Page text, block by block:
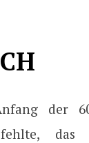
der
das